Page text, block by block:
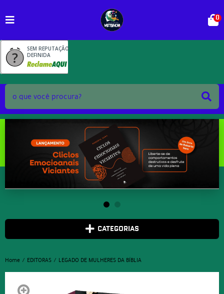
SEM REPUTAÇÃO
DEFINIDA
0
CATEGORIAS
Home EDITORAS LEGADO DE MULHERES DA BÍBLIA